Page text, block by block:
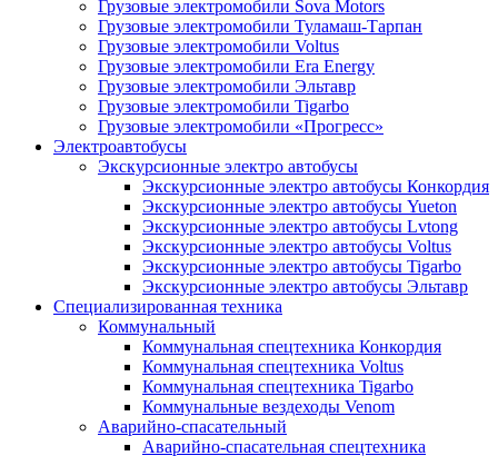
Грузовые электромобили Sova Motors
Грузовые электромобили Туламаш-Тарпан
Грузовые электромобили Voltus
Грузовые электромобили Era Energy
Грузовые электромобили Эльтавр
Грузовые электромобили Tigarbo
Грузовые электромобили «Прогресс»
Электроавтобусы
Экскурсионные электро автобусы
Экскурсионные электро автобусы Конкордия
Экскурсионные электро автобусы Yueton
Экскурсионные электро автобусы Lvtong
Экскурсионные электро автобусы Voltus
Экскурсионные электро автобусы Tigarbo
Экскурсионные электро автобусы Эльтавр
Специализированная техника
Коммунальный
Коммунальная спецтехника Конкордия
Коммунальная спецтехника Voltus
Коммунальная спецтехника Tigarbo
Коммунальные вездеходы Venom
Аварийно-спасательный
Аварийно-спасательная спецтехника